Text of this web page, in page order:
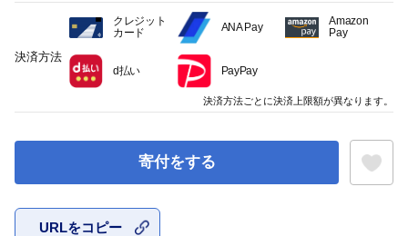
寄付をする
URLをコピー
決済方法
クレジット
カード
ANA Pay
Amazon
Pay
d払い PayPay
決済方法ごとに決済上限額が異なります。